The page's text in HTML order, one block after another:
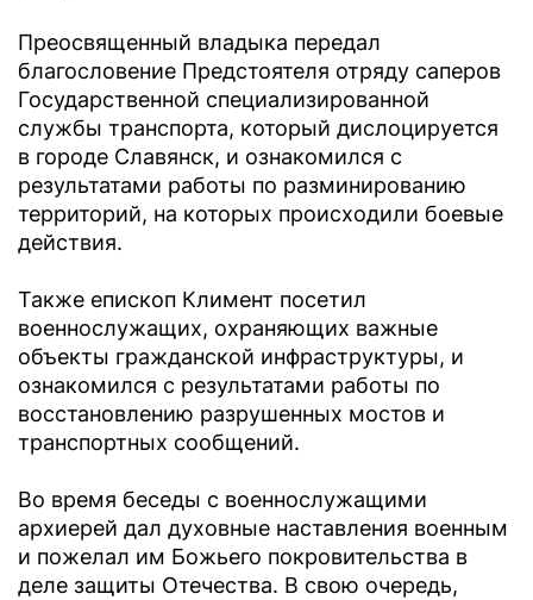
Преосвященный владыка передал
благословение Предстоятеля отряду саперов
Государственной специализированной
службы транспорта, который дислоцируется
в городе Славянск, и ознакомился с
результатами работы по разминированию
территорий, на которых происходили боевые
действия.
Также епископ Климент посетил
военнослужащих, охраняющих важные
объекты гражданской инфраструктуры, и
ознакомился с результатами работы по
восстановлению разрушенных мостов и
транспортных сообщений.
Во время беседы с военнослужащими
архиерей дал духовные наставления военным
и пожелал им Божьего покровительства в
деле защиты Отечества. В свою очередь,